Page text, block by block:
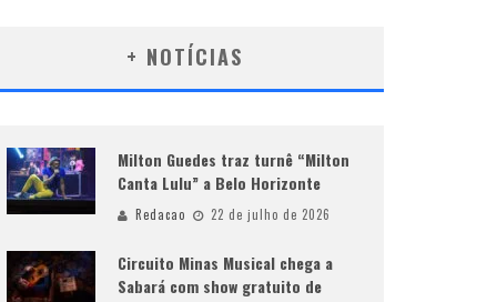
+ NOTÍCIAS
Milton Guedes traz turnê “Milton
Canta Lulu” a Belo Horizonte
Redacao 22 de julho de 2026
Circuito Minas Musical chega a
Sabará com show gratuito de